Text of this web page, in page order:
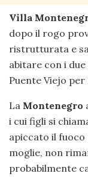
Villa
dopo il rogo
ristrutturata e
abitare con i due
Puente Viejo per
La Montenegro
i cui figli si
apiccato il
moglie, non
probabilmente